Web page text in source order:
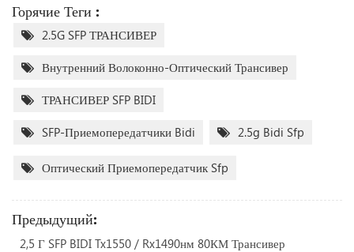
Горячие Теги :
2.5G SFP ТРАНСИВЕР
Внутренний Волоконно-Оптический Трансивер
ТРАНСИВЕР SFP BIDI
SFP-Приемопередатчики Bidi 2.5g Bidi Sfp
Оптический Приемопередатчик Sfp
Предыдущий:
2,5 Г SFP BIDI Tx1550 / Rx1490нм 80КМ Трансивер